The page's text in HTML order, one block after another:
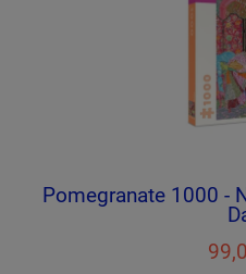
Pomegranate 1000 -